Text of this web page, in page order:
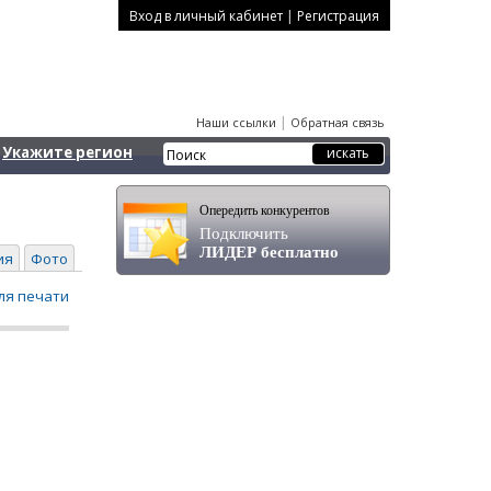
Вход в личный кабинет | Регистрация
Наши ссылки | Обратная связь
Укажите регион
Фото
печати
Опередить конкурентов
Подключить
ЛИДЕР бесплатно